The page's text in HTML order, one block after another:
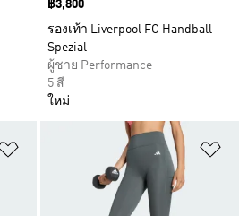
Price
฿3,800
รองเท้า Liverpool FC Handball
Spezial
ผู้ชาย Performance
5 สี
ใหม่
เพิ่มไปยังรายการสินค้าโปรด